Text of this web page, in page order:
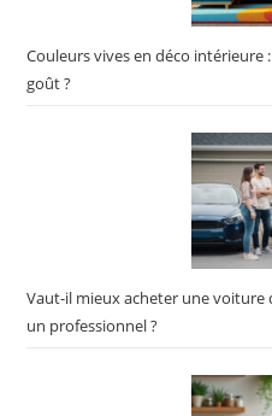
Couleurs vives en déco
goût ?
Vaut-il mieux acheter une voiture
un professionnel ?